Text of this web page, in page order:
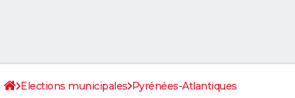
Elections municipales Pyrénées-Atlantiques